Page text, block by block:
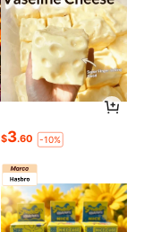
$3.60 -10%